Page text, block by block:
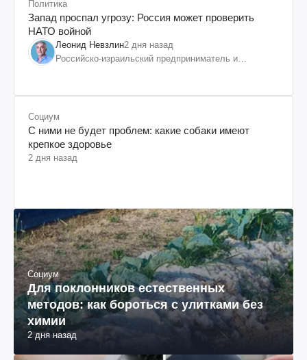
Политика
Запад проспал угрозу: Россия может проверить
НАТО войной
Леонид Невзлин2 дня назад
Российско-израильский предприниматель и
Социум
С ними не будет проблем: какие собаки имеют
крепкое здоровье
2 дня назад
Социум
Для поклонников естественных
методов: как бороться с улитками без
химии
2 дня назад